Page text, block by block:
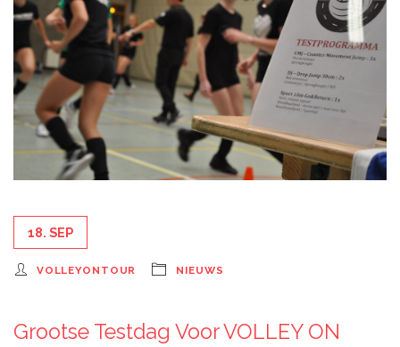
18. SEP
VOLLEYONTOUR NIEUWS
Grootse Testdag Voor VOLLEY ON